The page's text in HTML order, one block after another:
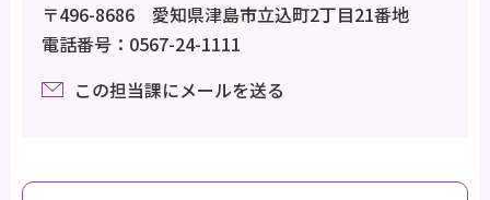
〒496-8686 愛知県津島市立込町2丁目21番地
電話番号：0567-24-1111
この担当課にメールを送る